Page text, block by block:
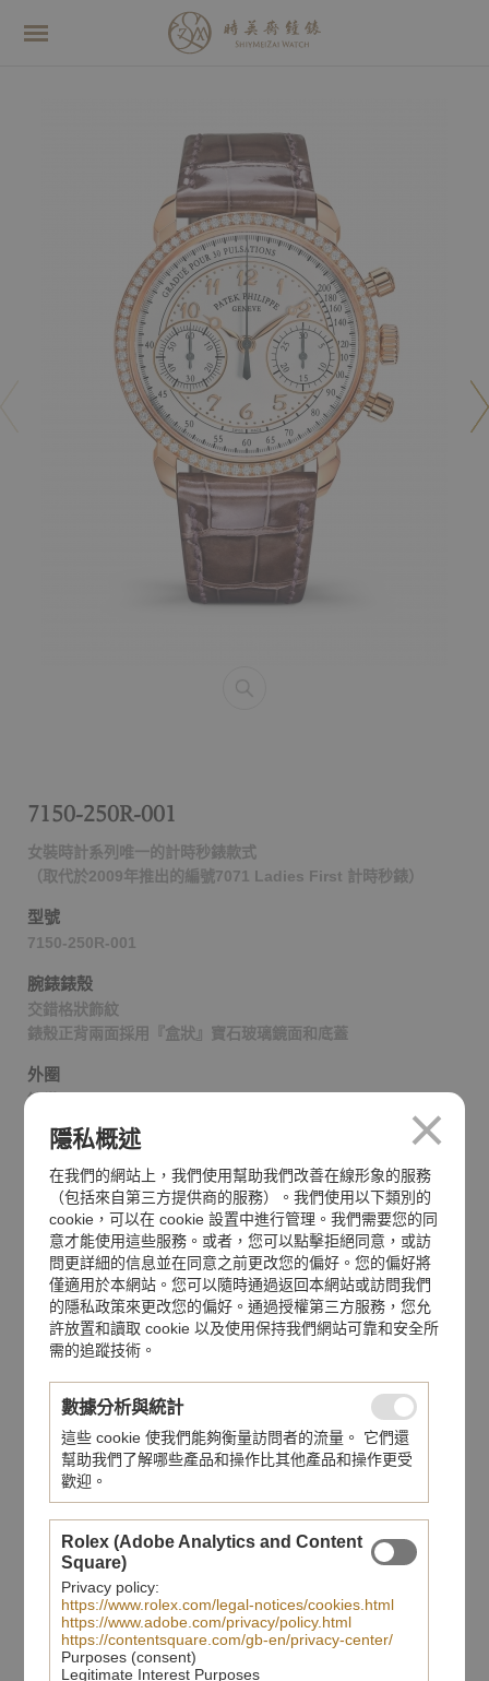
7150-250R-001
女裝時計系列唯一的計時秒錶款式
（取代於2009年推出的編號7071 Ladies First 計時秒錶）
型號
7150-250R-001
腕錶錶殼
交錯格狀飾紋
錶殼正背兩面採用『盒狀』寶石玻璃鏡面和底蓋
外圈
鑲鑽
防水功能
30米
手動上弦機械機芯
動力儲備
65小時（未啟動計時功能）
錶帶
百達翡麗印記
分享至
隱私概述
在我們的網站上，我們使用幫助我們改善在線形象的服務
（包括來自第三方提供商的服務）。我們使用以下類別的
cookie，可以在 cookie 設置中進行管理。我們需要您的同
意才能使用這些服務。或者，您可以點擊拒絕同意，或訪
問更詳細的信息並在同意之前更改您的偏好。您的偏好將
僅適用於本網站。您可以隨時通過返回本網站或訪問我們
的隱私政策來更改您的偏好。通過授權第三方服務，您允
許放置和讀取 cookie 以及使用保持我們網站可靠和安全所
需的追蹤技術。
數據分析與統計
這些 cookie 使我們能夠衡量訪問者的流量。 它們還
幫助我們了解哪些產品和操作比其他產品和操作更受
歡迎。
Rolex (Adobe Analytics and Content
Square)
Privacy policy:
https://www.rolex.com/legal-notices/cookies.html
https://www.adobe.com/privacy/policy.html
https://contentsquare.com/gb-en/privacy-center/
Purposes (consent)
Legitimate Interest Purposes